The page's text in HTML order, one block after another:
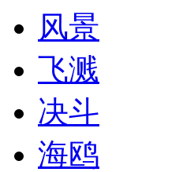
风景
飞溅
决斗
海鸥